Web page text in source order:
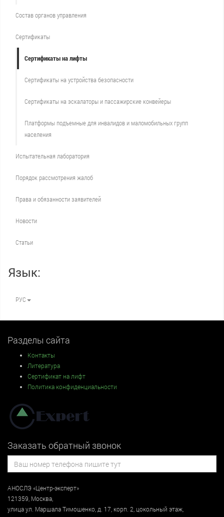
Состав органов управления
Сертификаты
Сертификаты на лифты
Сертификаты на устройства безопасности
Сертификаты на эскалаторы и пассажирские конвейеры
Платформы подъемные для инвалидов и маломобильных групп
населения
Испытательная лаборатория
Порядок рассмотрения жалоб
Права и обязанности заявителей
Новости
Статьи
Язык:
РУС
Разделы сайта
Контакты
Литература
Сертификат на лифт
Политика конфиденциальности
Заказать обратный звонок
АНОСЛЭ «Центр-эксперт»
121359 Москва
улицаул. Маршала Тимошенко, д. 17, корп. 2, цокольный этаж